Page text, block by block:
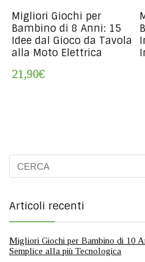
Migliori Giochi per
Bambino di 8 Anni: 15
Idee dal Gioco da Tavola
alla Moto Elettrica
21,90€
Articoli recenti
Migliori Giochi per Bambino di 10
Semplice alla più Tecnologica